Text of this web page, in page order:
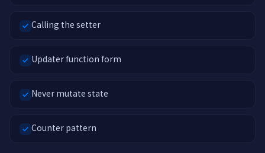
Calling the setter
Updater function form
Never mutate state
Counter pattern